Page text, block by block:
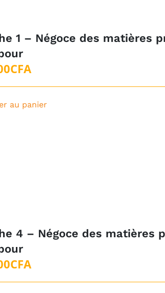
1 – Négoce des matières
CFA
au panier
4 – Négoce des matières
CFA